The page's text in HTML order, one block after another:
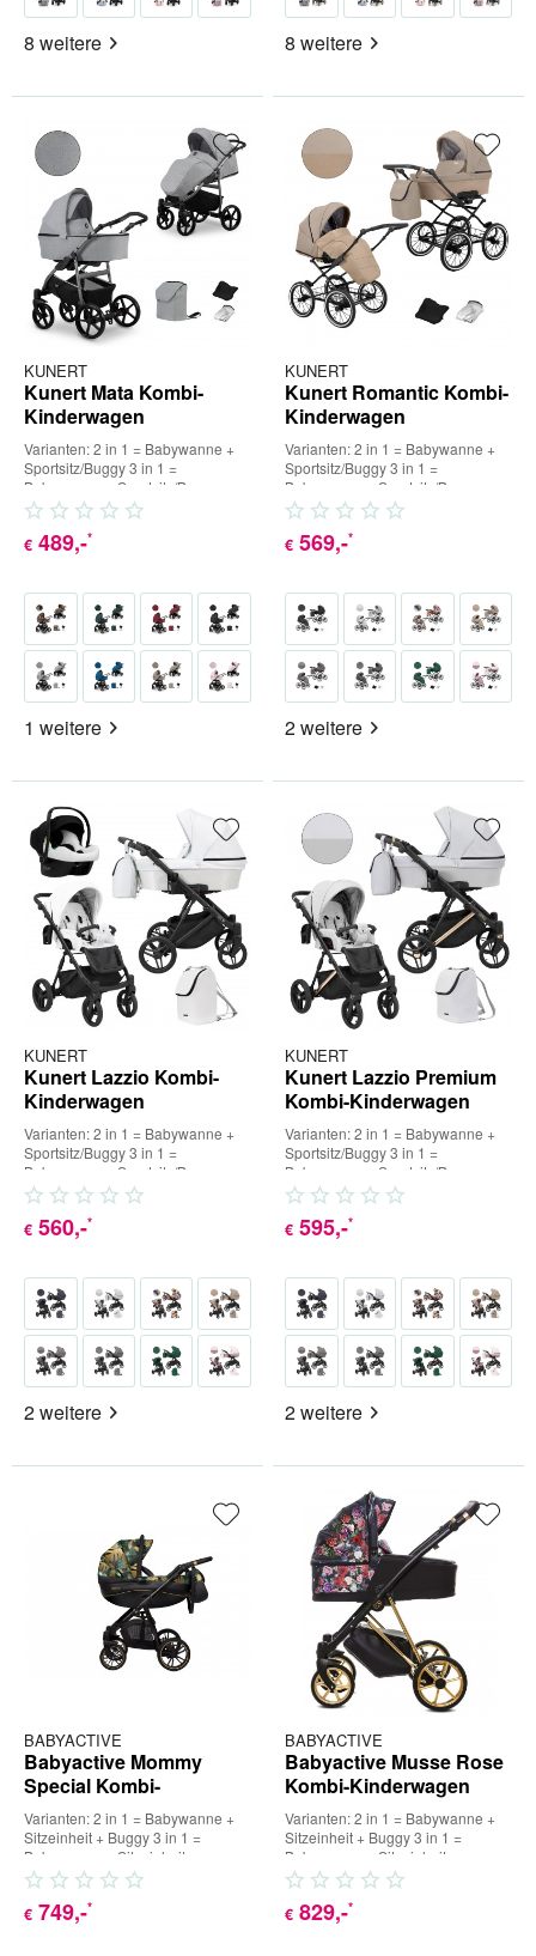
8 weitere 8 weitere
KUNERT
Kunert Mata Kombi-
Kinderwagen
Varianten: 2 in 1 = Babywanne +
Sportsitz/Buggy 3 in 1 =
Babywanne + Sportsitz/Buggy +
Babyschale (inkl. Adapter) 4...
€ 489,-*
1 weitere
KUNERT
Kunert Romantic Kombi-
Kinderwagen
Varianten: 2 in 1 = Babywanne +
Sportsitz/Buggy 3 in 1 =
Babywanne + Sportsitz/Buggy +
Babyschale (inkl. Adapter) 4...
€ 569,-*
2 weitere
KUNERT
Kunert Lazzio Kombi-
Kinderwagen
Varianten: 2 in 1 = Babywanne +
Sportsitz/Buggy 3 in 1 =
Babywanne + Sportsitz/Buggy +
Babyschale (inkl. Adapter) 4...
€ 560,-*
2 weitere
KUNERT
Kunert Lazzio Premium
Kombi-Kinderwagen
Varianten: 2 in 1 = Babywanne +
Sportsitz/Buggy 3 in 1 =
Babywanne + Sportsitz/Buggy +
Babyschale (inkl. Adapter) 4...
€ 595,-*
2 weitere
BABYACTIVE
Babyactive Mommy
Special Kombi-
Kinderwagen
Varianten: 2 in 1 = Babywanne +
Sitzeinheit + Buggy 3 in 1 =
Babywanne + Sitzeinheit +
Buggy + Babyschale (inkl....
€ 749,-*
BABYACTIVE
Babyactive Musse Rose
Kombi-Kinderwagen
Varianten: 2 in 1 = Babywanne +
Sitzeinheit + Buggy 3 in 1 =
Babywanne + Sitzeinheit +
Buggy + Babyschale (inkl....
€ 829,-*